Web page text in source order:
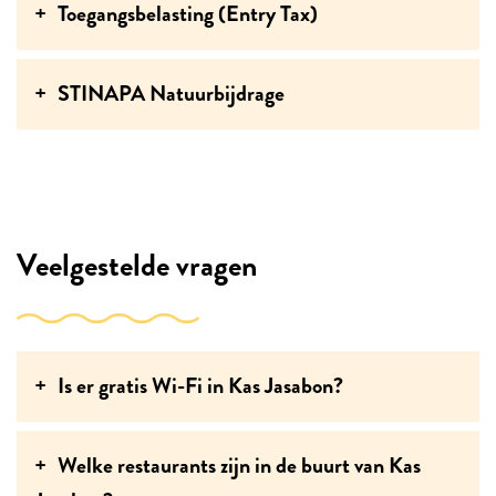
hek dat 's nachts dichtgaat geeft een veilig gevoel. Al
met al waren we erg blij met het huis en de keuze voor
Sunwise! De persoonlijke ontvangst, snelle
communicatie via whatsapp en het overhandigen van
Toegangsbelasting (Entry Tax)
STINAPA Natuurbijdrage
Veelgestelde vragen
Is er gratis Wi-Fi in Kas Jasabon?
Welke restaurants zijn in de buurt van Kas